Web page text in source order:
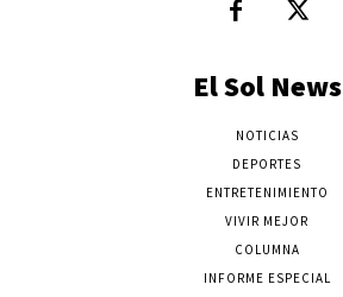
El Sol News
NOTICIAS
DEPORTES
ENTRETENIMIENTO
VIVIR MEJOR
COLUMNA
INFORME ESPECIAL